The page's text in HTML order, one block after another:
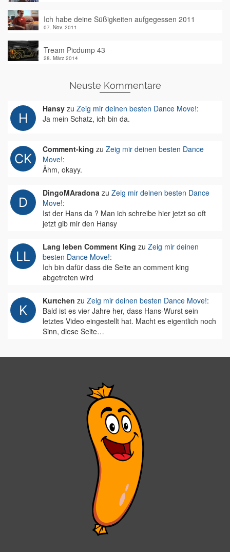
Ich habe deine Süßigkeiten aufgegessen 2011
07. Nov. 2011
Tream Picdump 43
28. März 2014
Neuste Kommentare
Hansy zu Zeig mir deinen besten Dance Move!:
Ja mein Schatz, ich bin da.
Comment-king zu Zeig mir deinen besten Dance
Move!:
Ähm, okayy.
DingoMAradona zu Zeig mir deinen besten Dance
Move!:
Ist der Hans da ? Man ich schreibe hier jetzt so oft
jetzt gib mir den Hansy
Lang leben Comment King zu Zeig mir deinen
besten Dance Move!:
Ich bin dafür dass die Seite an comment king
abgetreten wird
Kurtchen zu Zeig mir deinen besten Dance Move!:
Bald ist es vier Jahre her, dass Hans-Wurst sein
letztes Video eingestellt hat. Macht es eigentlich noch
Sinn, diese Seite…